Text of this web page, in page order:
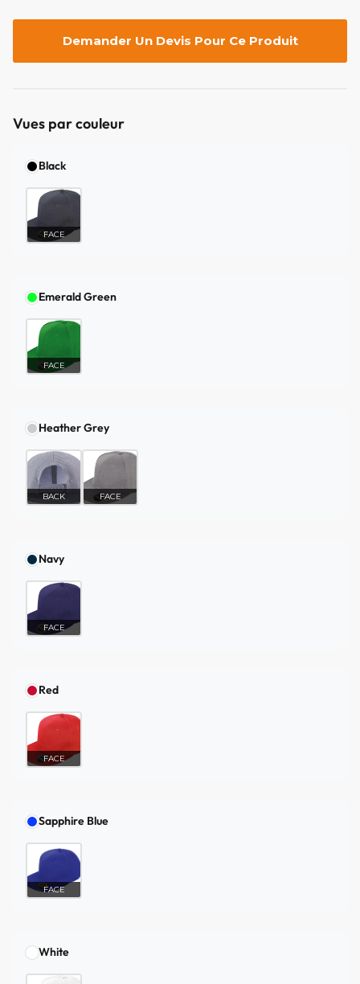
Demander Un Devis Pour Ce Produit
Vues par couleur
Black
FACE
Emerald Green
FACE
Heather Grey
BACK FACE
Navy
FACE
Red
FACE
Sapphire Blue
FACE
White